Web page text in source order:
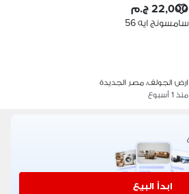
22,000 ج.م
سامسونج ايه 56
ارض الجولف، مصر الجديدة
منذ 1 أسبوع
ابدأ البيع